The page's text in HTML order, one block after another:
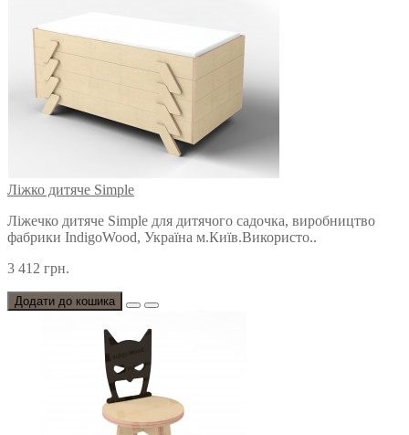
Ліжко дитяче Simple
Ліжечко дитяче Simple для дитячого садочка, виробництво
фабрики IndigoWood, Україна м.Київ.Використо..
3 412 грн.
Додати до кошика